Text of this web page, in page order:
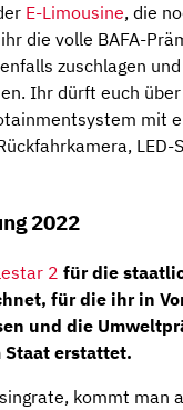
E-Limousine, die
die volle BAFA-
zuschlagen
Ihr dürft euch
mit
LED-
2022
2 für die
für die ihr in
und die
Staat erstattet.
kommt man